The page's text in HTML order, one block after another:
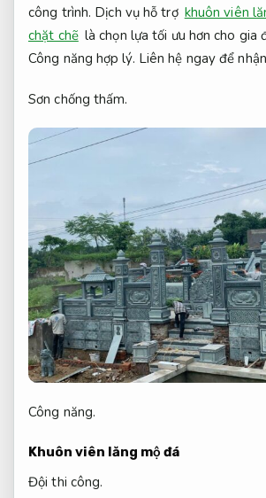
công trình. Dịch vụ hỗ trợ khuôn viên
chặt chẽ là chọn lựa tối ưu hơn cho gia
Công năng hợp lý. Liên hệ ngay để
Sơn chống thấm.
Công năng.
Khuôn viên lăng mộ đá
Đội thi công.